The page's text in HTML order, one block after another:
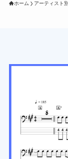
ホーム アーティスト別